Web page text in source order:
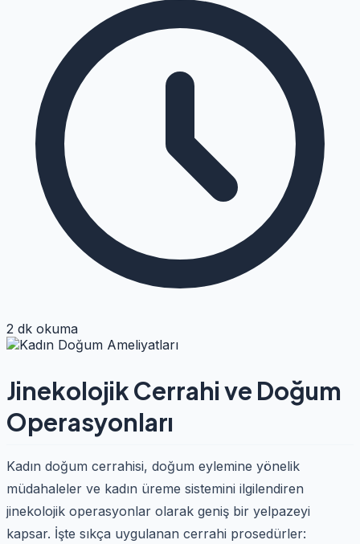
2 dk okuma
Jinekolojik Cerrahi ve Doğum
Operasyonları
Kadın doğum cerrahisi, doğum eylemine yönelik
müdahaleler ve kadın üreme sistemini ilgilendiren
jinekolojik operasyonlar olarak geniş bir yelpazeyi
kapsar. İşte sıkça uygulanan cerrahi prosedürler: